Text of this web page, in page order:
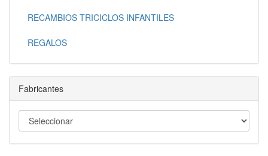
RECAMBIOS TRICICLOS INFANTILES
REGALOS
Fabricantes